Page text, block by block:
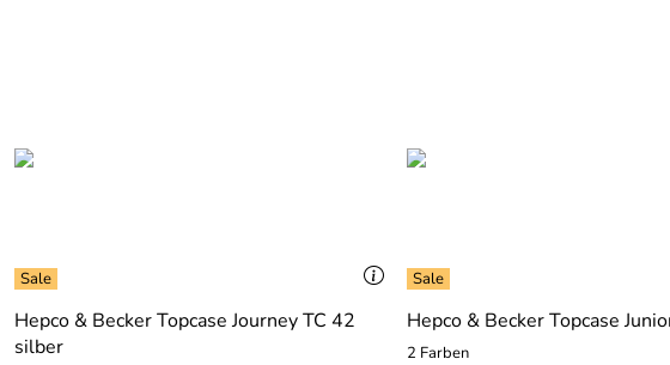
Hepco & Becker Topcase Journey TC 42
silber
Hepco & Becker Topcase
2 Farben